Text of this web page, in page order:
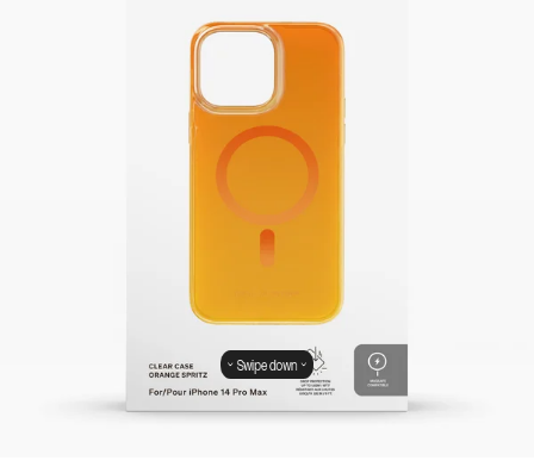
Swipe down